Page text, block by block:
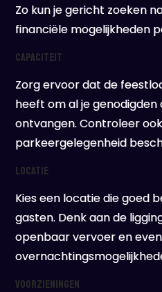
Zo kun je gericht zoeken
financiële mogelijkheden
Capaciteit
Zorg ervoor dat de
heeft om al je
ontvangen. Controleer
parkeergelegenheid
Locatie
Kies een locatie die goed
gasten. Denk aan de
openbaar vervoer en
Voorzieningen